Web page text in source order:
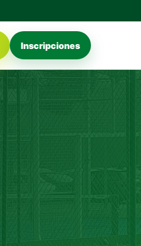
Inscripciones